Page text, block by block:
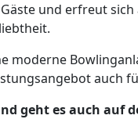
und erfreut
moderne
auch
geht es auch auf